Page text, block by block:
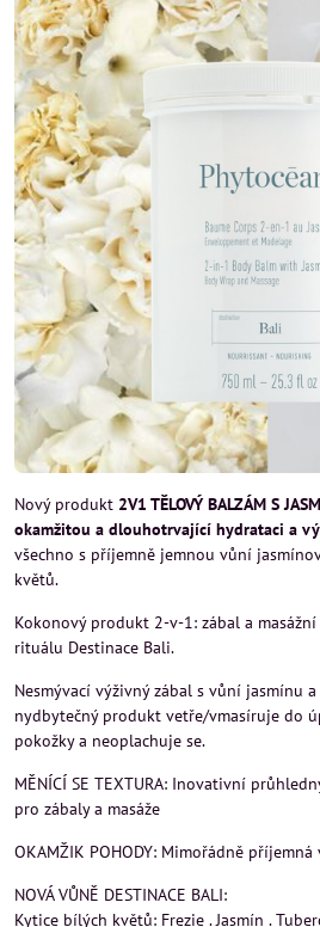
Nový produkt 2V1 TĚLOVÝ BALZÁM S
okamžitou a dlouhotrvající hydrataci a
všechno s příjemně jemnou vůní
květů.
Kokonový produkt 2-v-1: zábal a
rituálu Destinace Bali.
Nesmývací výživný zábal s vůní jasmínu
nydbytečný produkt vetře/vmasíruje do
pokožky a neoplachuje se.
MĚNÍCÍ SE TEXTURA: Inovativní
pro zábaly a masáže
OKAMŽIK POHODY: Mimořádně
NOVÁ VŮNĚ DESTINACE BALI:
Kytice bílých květů: Frezie . Jasmín .